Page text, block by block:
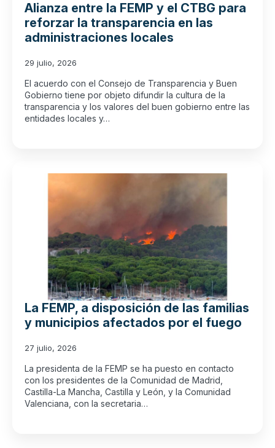
Alianza entre la FEMP y el CTBG para
reforzar la transparencia en las
administraciones locales
29 julio, 2026
El acuerdo con el Consejo de Transparencia y Buen
Gobierno tiene por objeto difundir la cultura de la
transparencia y los valores del buen gobierno entre las
entidades locales y…
La FEMP, a disposición de las familias
y municipios afectados por el fuego
27 julio, 2026
La presidenta de la FEMP se ha puesto en contacto
con los presidentes de la Comunidad de Madrid,
Castilla-La Mancha, Castilla y León, y la Comunidad
Valenciana, con la secretaria…